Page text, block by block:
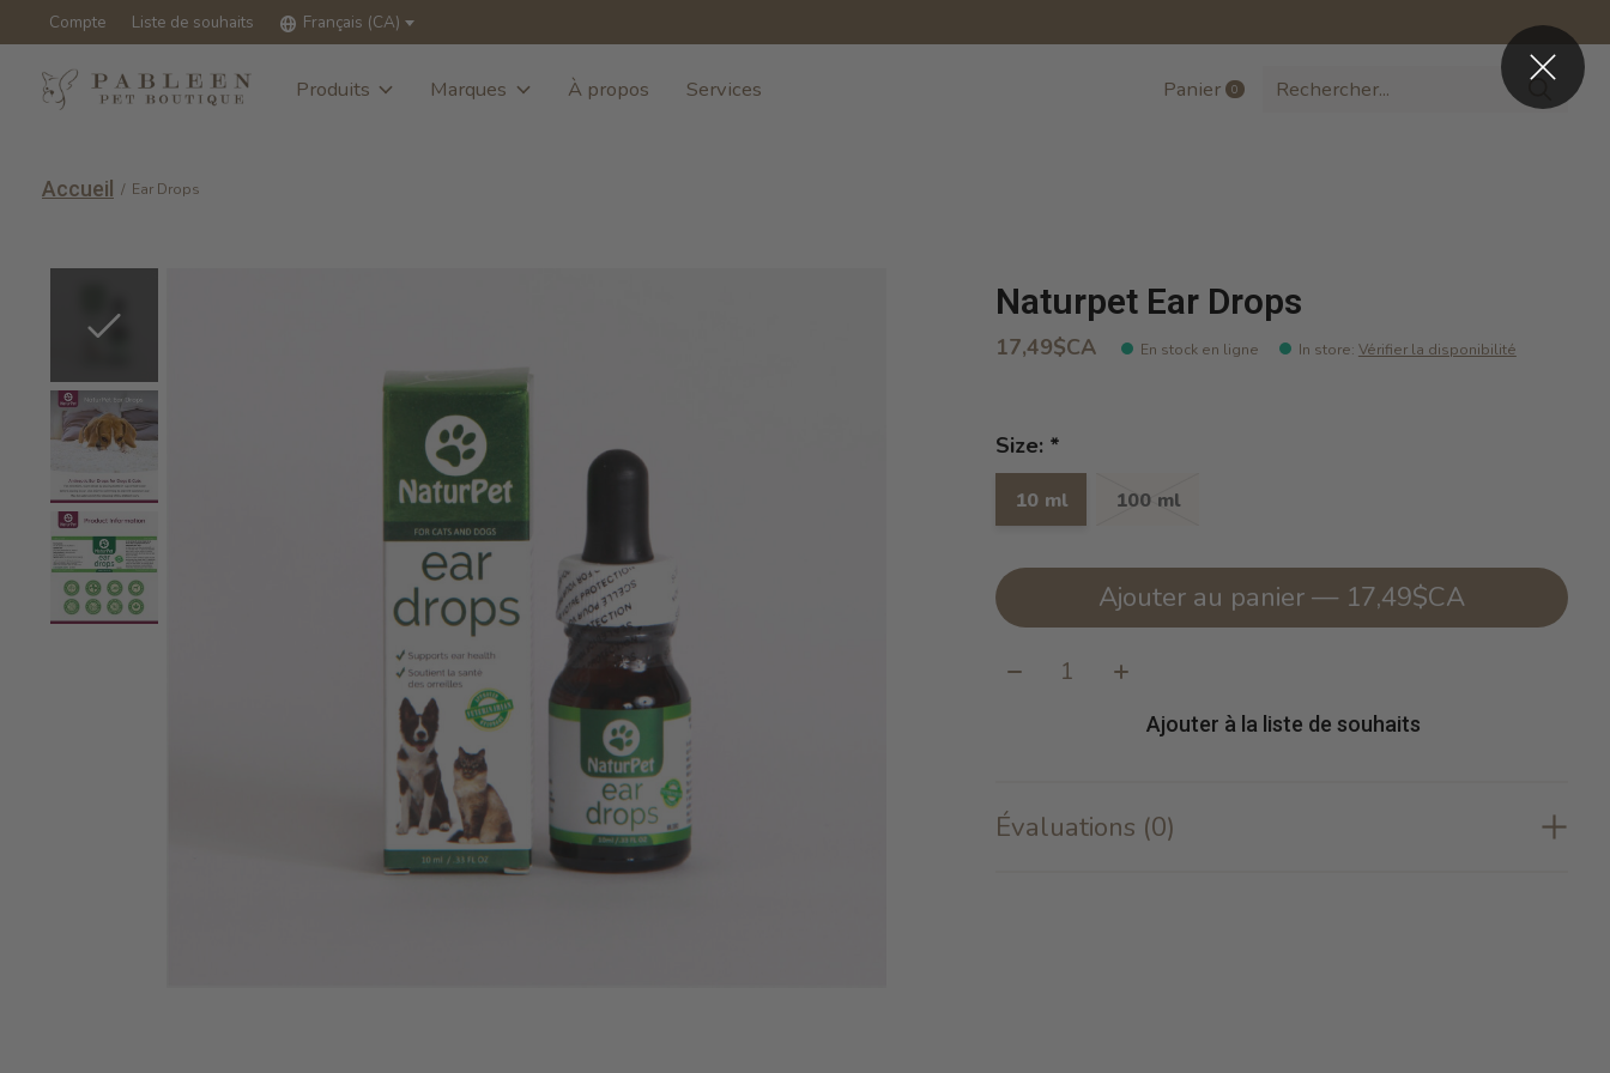
Compte Liste de souhaits Français (CA)
Produits Marques À propos Services Panier 0items
Accueil / Ear Drops
Naturpet Ear Drops
17,49$CA En stock en ligne In store: Vérifier la disponibilité
Size: *
10 ml 100 ml
Ajouter au panier — 17,49$CA
Quantité:
Ajouter à la liste de souhaits
Évaluations (0)